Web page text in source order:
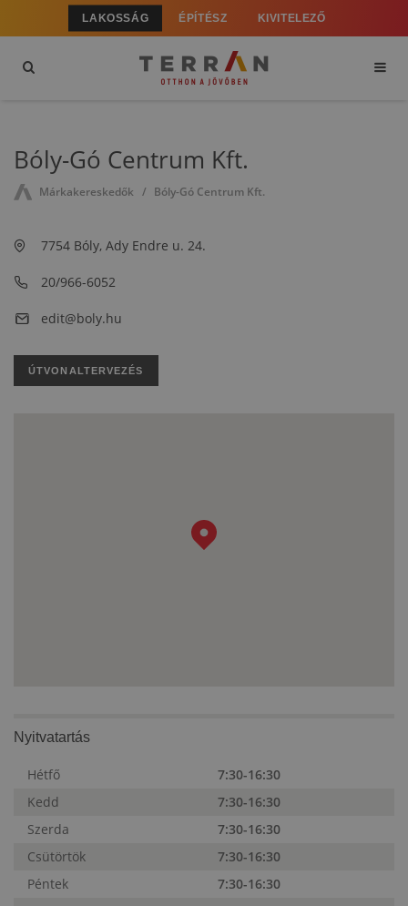
LAKOSSÁG ÉPÍTÉSZ KIVITELEZŐ
Bóly-Gó Centrum Kft.
Márkakereskedők Bóly-Gó Centrum Kft.
7754 Bóly, Ady Endre u. 24.
20/966-6052
edit@boly.hu
ÚTVONALTERVEZÉS
Nyitvatartás
Hétfő
7:30-16:30
Kedd
7:30-16:30
Szerda
7:30-16:30
Csütörtök
7:30-16:30
Péntek
7:30-16:30